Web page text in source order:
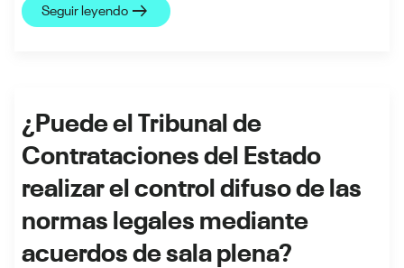
Seguir leyendo arrow_right_alt
¿Puede el Tribunal de
Contrataciones del Estado
realizar el control difuso de las
normas legales mediante
acuerdos de sala plena?